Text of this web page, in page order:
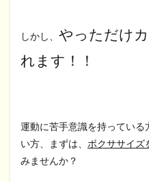
しかし、 やっただけ
れます！！
運動に苦手意識を持ってい
い方、まずは、 ボクササイズ
みませんか？